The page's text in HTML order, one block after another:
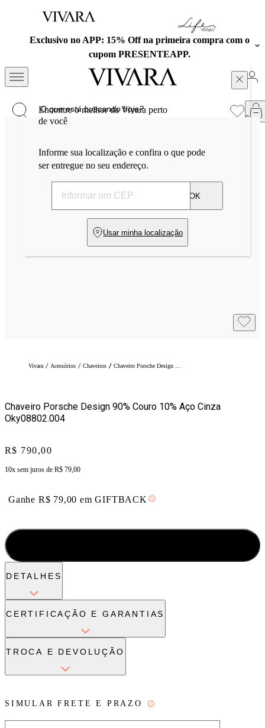
Exclusivo no APP: 15% Off na primeira compra com o
cupom PRESENTEAPP.
Vivara / Acessórios / Chaveiros /
Chaveiro Porsche Design 90% Couro 10% Aço Cinza
Oky08802.004
Price:
R$ 790,00
10x sem juros de R$ 79,00
Ganhe R$ 79,00 emGIFTBACK
DETALHES
CERTIFICAÇÃO E GARANTIAS
TROCA E DEVOLUÇÃO
SIMULAR FRETE E PRAZO
Encontre o melhor da Vivara perto
de você
Informe sua localização e confira o que pode
ser entregue no seu endereço.
OK
Usar minha localização